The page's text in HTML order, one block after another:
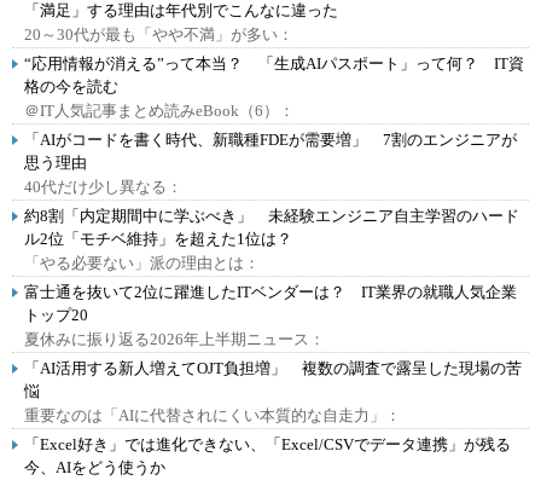
「満足」する理由は年代別でこんなに違った
20～30代が最も「やや不満」が多い：
“応用情報が消える”って本当？ 「生成AIパスポート」って何？ IT資
格の今を読む
＠IT人気記事まとめ読みeBook（6）：
「AIがコードを書く時代、新職種FDEが需要増」 7割のエンジニアが
思う理由
40代だけ少し異なる：
約8割「内定期間中に学ぶべき」 未経験エンジニア自主学習のハード
ル2位「モチベ維持」を超えた1位は？
「やる必要ない」派の理由とは：
富士通を抜いて2位に躍進したITベンダーは？ IT業界の就職人気企業
トップ20
夏休みに振り返る2026年上半期ニュース：
「AI活用する新人増えてOJT負担増」 複数の調査で露呈した現場の苦
悩
重要なのは「AIに代替されにくい本質的な自走力」：
「Excel好き」では進化できない、「Excel/CSVでデータ連携」が残る
今、AIをどう使うか